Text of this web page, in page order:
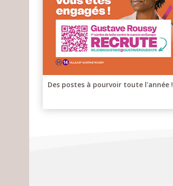
Des postes à pourvoir toute l'année !